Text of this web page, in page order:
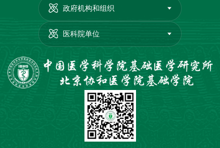
政府机构和组织
医科院单位